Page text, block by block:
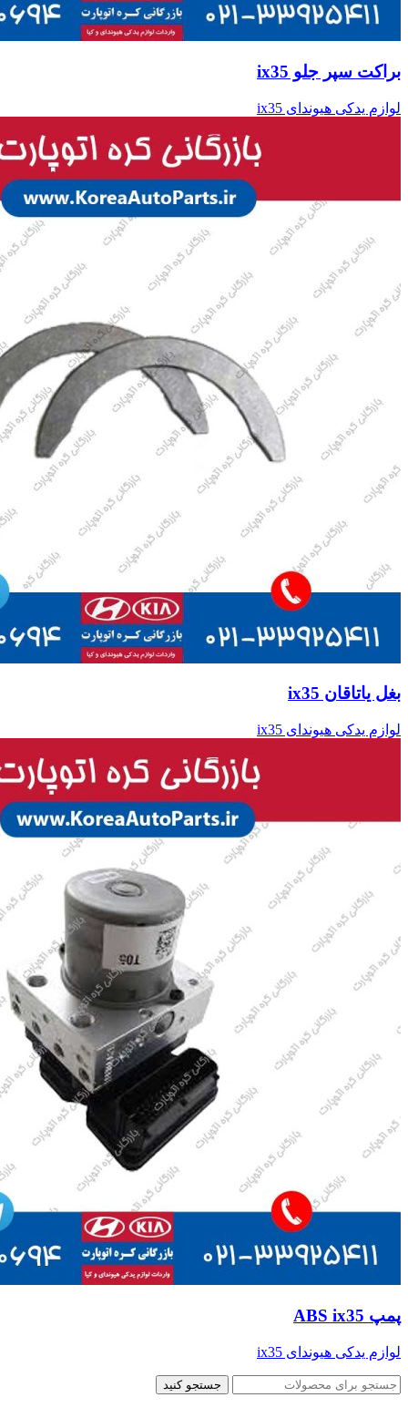
براکت سپر جلو ix35
لوازم یدکی هیوندای ix35
بغل یاتاقان ix35
لوازم یدکی هیوندای ix35
پمپ ABS ix35
لوازم یدکی هیوندای ix35
جستجو کنید